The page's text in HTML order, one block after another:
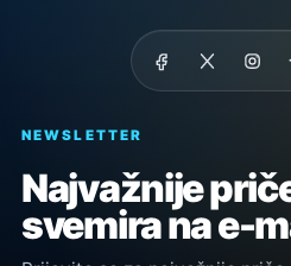
NEWSLETTER
Najvažnije
svemira na e-